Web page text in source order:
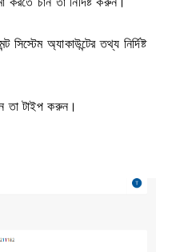
অ্যাকাউন্টের তথ্য নির্দিষ্ট
তা টাইপ করুন।